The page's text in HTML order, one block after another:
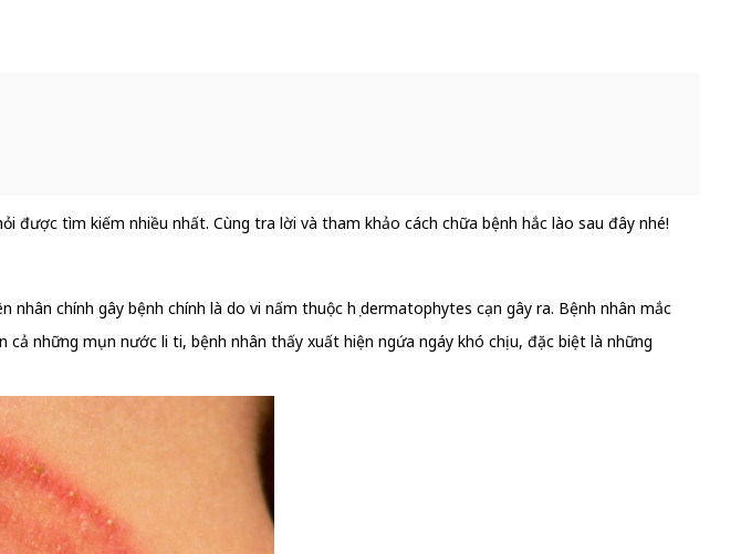
được tìm kiếm nhiều nhất. Cùng tra lời và tham khảo cách chữa bệnh hắc lào sau đây nhé!
chính gây bệnh chính là do vi nấm thuộc họ dermatophytes cạn gây ra. Bệnh nhân mắc
những mụn nước li ti, bệnh nhân thấy xuất hiện ngứa ngáy khó chịu, đặc biệt là những